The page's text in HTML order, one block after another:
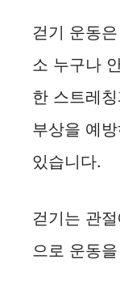
걷기 운동
소 누구나
한 스트레
부상을 예
있습니다.
걷기는 관
으로 운동